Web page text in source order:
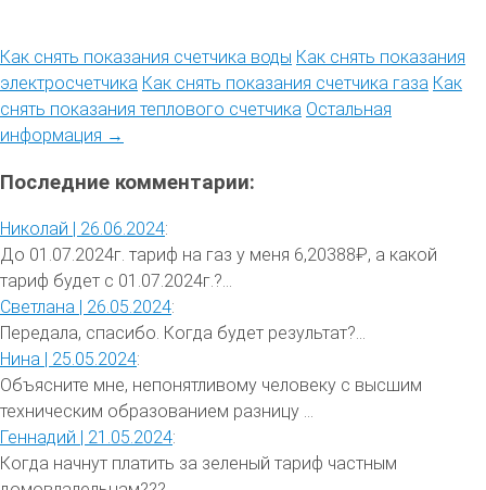
Как снять показания счетчика воды Как снять показания
электросчетчика Как снять показания счетчика газа Как
снять показания теплового счетчика Остальная
информация →
Последние комментарии:
Николай | 26.06.2024:
До 01.07.2024г. тариф на газ у меня 6,20388₽, а какой
тариф будет с 01.07.2024г.?...
Светлана | 26.05.2024:
Передала, спасибо. Когда будет результат?...
Нина | 25.05.2024:
Объясните мне, непонятливому человеку с высшим
техническим образованием разницу ...
Геннадий | 21.05.2024:
Когда начнут платить за зеленый тариф частным